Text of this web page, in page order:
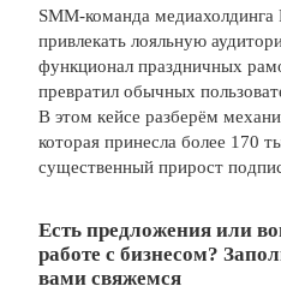
SMM-команда
привлекать лояльную
функционал праздничных
превратил обычных
В этом кейсе разберём
которая принесла более 170
существенный прирост
Есть предложения или
работе с бизнесом?
вами свяжемся